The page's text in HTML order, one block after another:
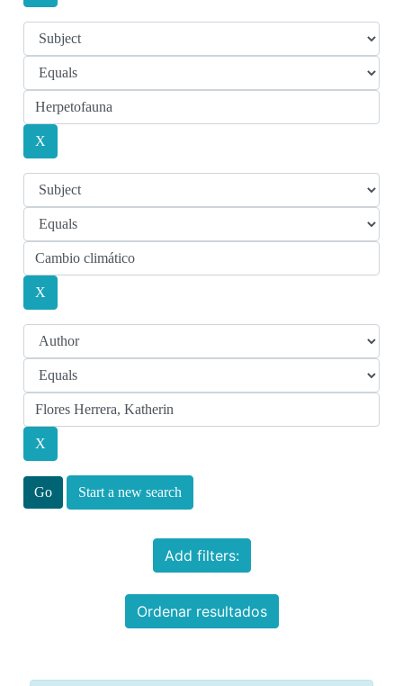
Start a new search
Add filters:
Ordenar resultados